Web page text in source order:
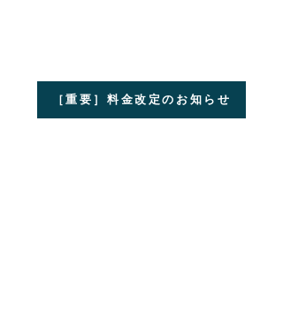
［重要］料金改定のお知らせ